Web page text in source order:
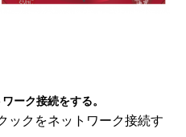
ーク接続をする。
ックをネットワーク接続す